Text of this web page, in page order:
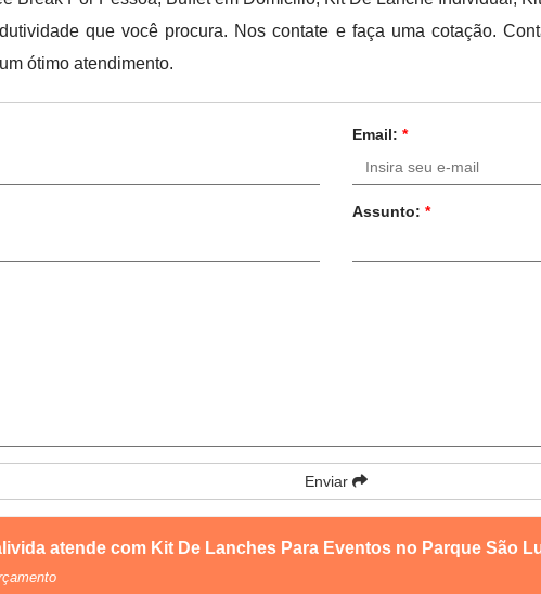
que você procura. Nos contate e faça uma cotação.
ótimo atendimento.
Email: *
Assunto: *
Enviar
atende com Kit De Lanches Para Eventos no Parque São